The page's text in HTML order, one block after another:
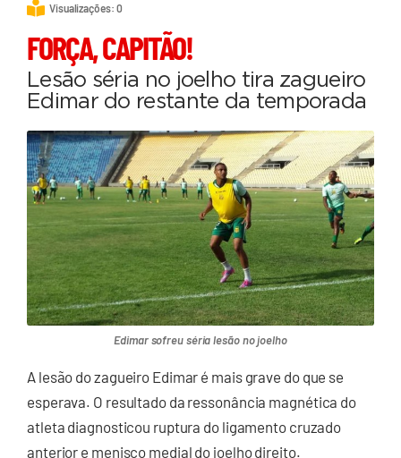
Visualizações: 0
FORÇA, CAPITÃO!
Lesão séria no joelho tira zagueiro
Edimar do restante da temporada
Edimar sofreu séria lesão no joelho
A lesão do zagueiro Edimar é mais grave do que se
esperava. O resultado da ressonância magnética do
atleta diagnosticou ruptura do ligamento cruzado
anterior e menisco medial do joelho direito.